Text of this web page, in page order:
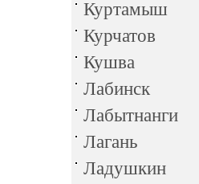
Куртамыш
Курчатов
Кушва
Лабинск
Лабытнанги
Лагань
Ладушкин